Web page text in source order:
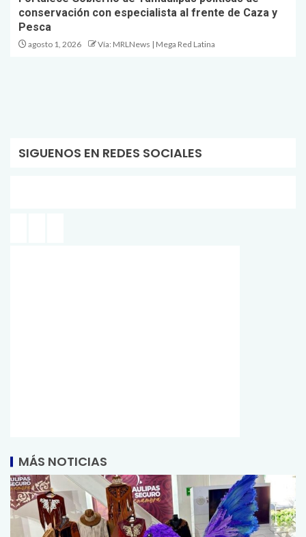
conservación con especialista al frente de Caza y
Pesca
agosto 1, 2026 Vía: MRLNews | Mega Red Latina
SIGUENOS EN REDES SOCIALES
MÁS NOTICIAS